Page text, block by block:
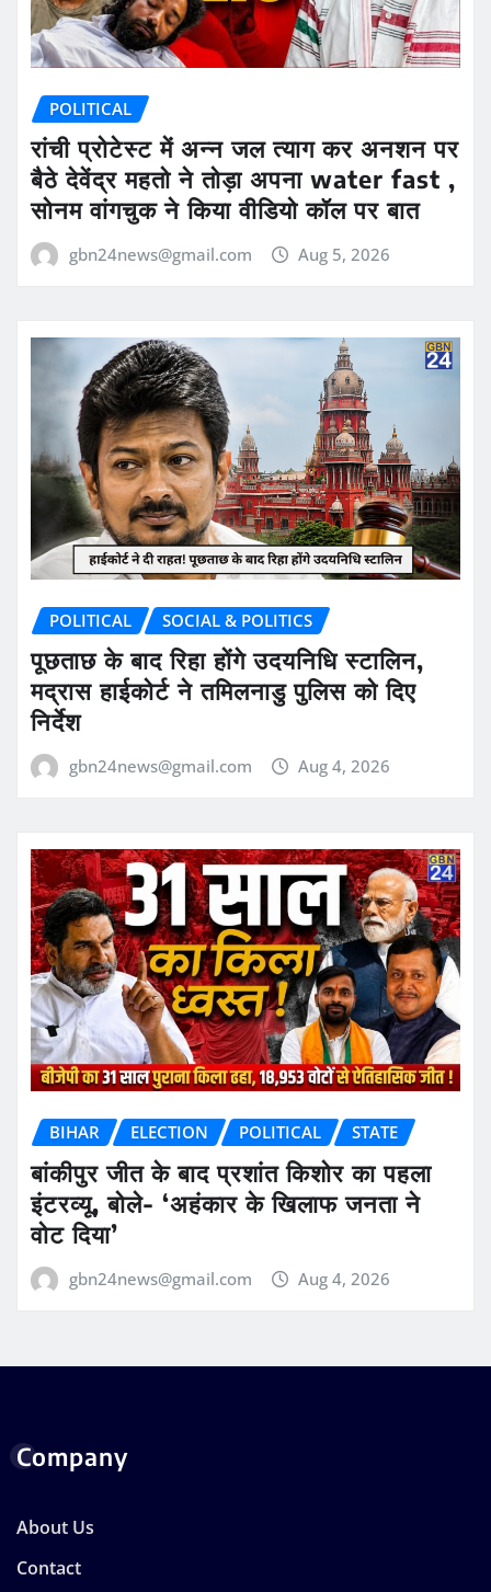
POLITICAL
रांची प्रोटेस्ट में अन्न जल त्याग कर अनशन पर
बैठे देवेंद्र महतो ने तोड़ा अपना water fast ,
सोनम वांगचुक ने किया वीडियो कॉल पर बात
gbn24news@gmail.com Aug 5, 2026
POLITICAL SOCIAL & POLITICS
पूछताछ के बाद रिहा होंगे उदयनिधि स्टालिन,
मद्रास हाईकोर्ट ने तमिलनाडु पुलिस को दिए
निर्देश
gbn24news@gmail.com Aug 4, 2026
BIHAR ELECTION POLITICAL STATE
बांकीपुर जीत के बाद प्रशांत किशोर का पहला
इंटरव्यू, बोले- ‘अहंकार के खिलाफ जनता ने
वोट दिया’
gbn24news@gmail.com Aug 4, 2026
Company
About Us
Contact